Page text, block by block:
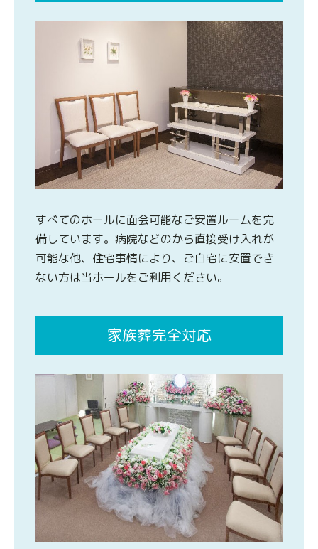
すべてのホールに面会可能なご安置ルームを完
備しています。病院などのから直接受け入れが
可能な他、住宅事情により、ご自宅に安置でき
ない方は当ホールをご利用ください。
家族葬完全対応